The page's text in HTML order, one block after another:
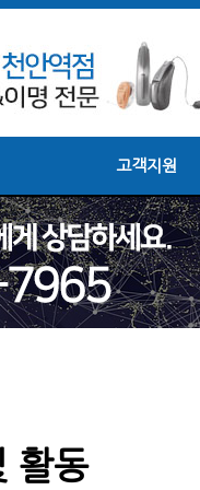
고객지원
활동